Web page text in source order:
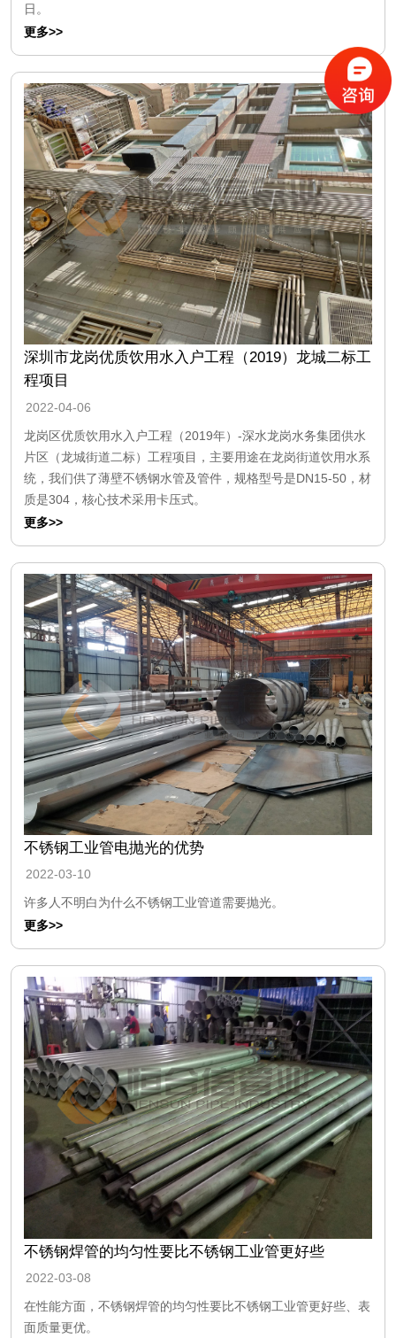
日。
更多>>
深圳市龙岗优质饮用水入户工程（2019）龙城二标工
程项目
2022-04-06
龙岗区优质饮用水入户工程（2019年）-深水龙岗水务集团供水
片区（龙城街道二标）工程项目，主要用途在龙岗街道饮用水系
统，我们供了薄壁不锈钢水管及管件，规格型号是DN15-50，材
质是304，核心技术采用卡压式。
更多>>
不锈钢工业管电抛光的优势
2022-03-10
许多人不明白为什么不锈钢工业管道需要抛光。
更多>>
不锈钢焊管的均匀性要比不锈钢工业管更好些
2022-03-08
在性能方面，不锈钢焊管的均匀性要比不锈钢工业管更好些、表
面质量更优。